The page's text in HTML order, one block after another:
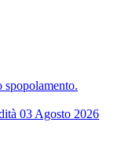
03 Agosto 2026